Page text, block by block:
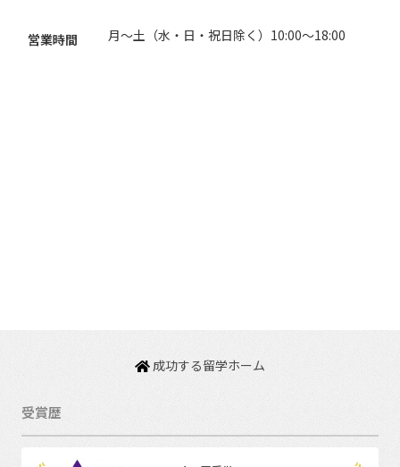
営業時間 月〜土（水・日・祝日除く）10:00〜18:00
成功する留学ホーム
受賞歴